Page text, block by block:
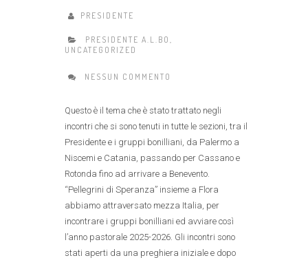
PRESIDENTE
PRESIDENTE A.L.BO ,
UNCATEGORIZED
NESSUN COMMENTO
Questo è il tema che è stato trattato negli
incontri che si sono tenuti in tutte le sezioni, tra il
Presidente e i gruppi bonilliani, da Palermo a
Niscemi e Catania, passando per Cassano e
Rotonda fino ad arrivare a Benevento.
“Pellegrini di Speranza” insieme a Flora
abbiamo attraversato mezza Italia, per
incontrare i gruppi bonilliani ed avviare così
l’anno pastorale 2025-2026. Gli incontri sono
stati aperti da una preghiera iniziale e dopo